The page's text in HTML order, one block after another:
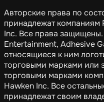
Авторские права по
принадлежат компаниям
Inc. Все права
Entertainment, Adhesive
относящиеся к ним
торговыми марками или
торговыми марками
Hawken Inc. Все
принадлежат своим